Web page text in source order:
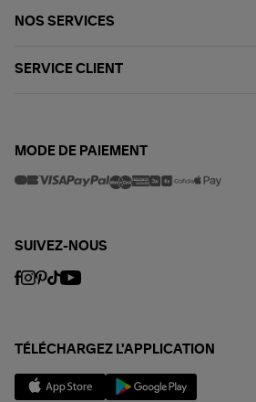
NOS SERVICES
SERVICE CLIENT
MODE DE PAIEMENT
SUIVEZ-NOUS
TÉLÉCHARGEZ L'APPLICATION